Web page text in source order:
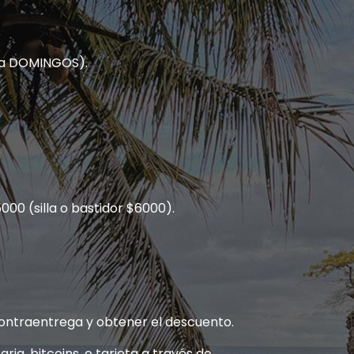
DOMINGOS).
(silla o bastidor $6000).
y obtener el descuento.